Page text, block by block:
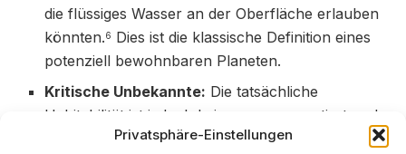
Privatsphäre-Einstellungen
die flüssiges Wasser an der Oberfläche erlauben
könnten.6 Dies ist die klassische Definition eines
potenziell bewohnbaren Planeten.
Kritische Unbekannte: Die tatsächliche
Habitabilität ist jedoch keineswegs garantiert und
hängt von einer Reihe kritischer, bisher